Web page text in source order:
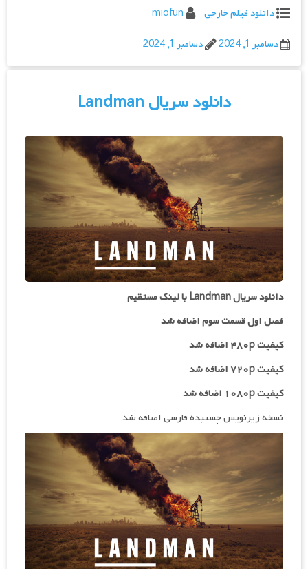
دانلود فیلم خارجی
miofun
دسامبر 1, 2024
دسامبر 1, 2024
دانلود سریال Landman
دانلود سریال Landman با لینک مستقیم
فصل اول قسمت سوم اضافه شد
کیفیت ۴۸۰p اضافه شد
کیفیت ۷۲۰p
اضافه شد
کیفیت ۱۰۸۰p اضافه شد
نسخه زیرنویس چسبیده فارسی اضافه شد